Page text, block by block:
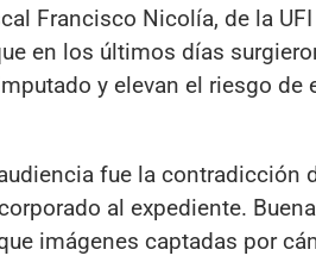
Francisco Nicolía, de la
en los últimos días
y elevan el riesgo
fue la contradicción
al expediente.
imágenes captadas por